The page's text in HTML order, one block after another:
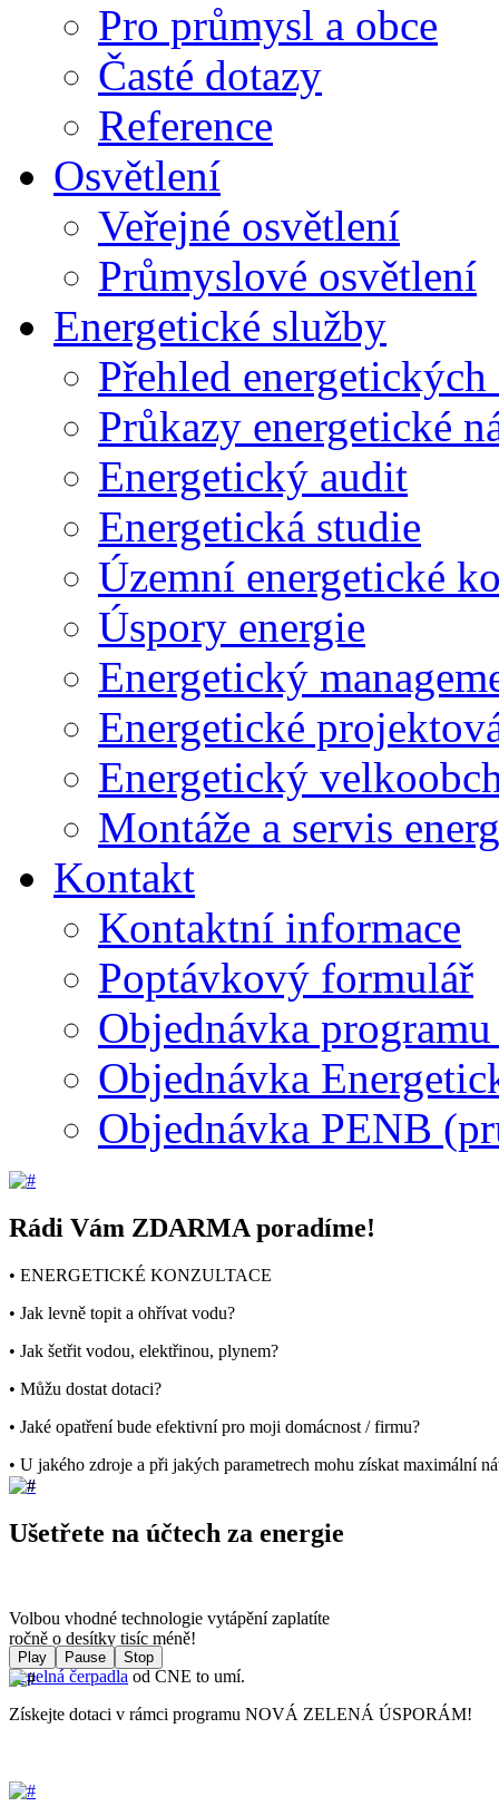
Pro průmysl a obce
Časté dotazy
Reference
Osvětlení
Veřejné osvětlení
Průmyslové osvětlení
Energetické služby
Přehled energetických
Průkazy energetické
Energetický audit
Energetická studie
Územní energetické
Úspory energie
Energetický
Energetické
Energetický
Montáže a servis
Kontakt
Kontaktní informace
Poptávkový formulář
Objednávka
Objednávka
Objednávka PENB
Rádi Vám ZDARMA poradíme!
• ENERGETICKÉ KONZULTACE
• Jak levně topit a ohřívat vodu?
• Jak šetřit vodou, elektřinou, plynem?
• Můžu dostat dotaci?
• Jaké opatření bude efektivní pro moji domácnost / firmu?
• U jakého zdroje a při jakých parametrech mohu získat maximální
Ušetřete na účtech za energie
Volbou vhodné technologie vytápění zaplatíte
ročně o desítky tisíc méně!
Tepelná čerpadla od CNE to umí.
Získejte dotaci v rámci programu NOVÁ ZELENÁ ÚSPORÁM!
Play Pause Stop